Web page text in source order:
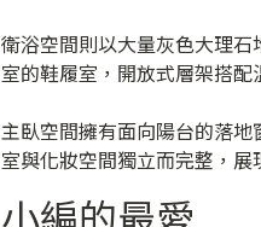
衛浴空間則以大量灰色大理
室的鞋履室，開放式層架搭
主臥空間擁有面向陽台的落
室與化妝空間獨立而完整，展